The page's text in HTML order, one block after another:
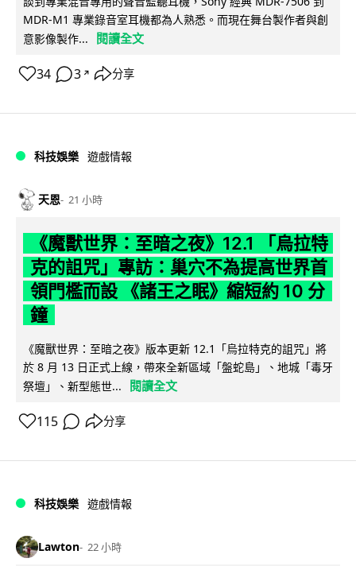
MDR-M1 專業錄音室耳機都為人熟悉。而現在舞台製作者與創
意影像製作...
閱讀全文
34 3 ↗ 分享
科技娛樂 遊戲情報
天恩 21 小時
《魔獸世界：至暗之夜》12.1 「烏拉特
克的詛咒」專訪：巢穴不為提高世界首
領門檻而設 《諸王之眠》縮短約 10 分
鐘
《魔獸世界：至暗之夜》版本更新 12.1「烏拉特克的詛咒」將
於 8 月 13 日正式上線，帶來全新區域「盤蛇島」、地城「毒牙
祭壇」、新型態世...
閱讀全文
115 分享
科技娛樂 遊戲情報
Lawton 22 小時